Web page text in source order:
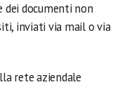
documenti non
inviati via mail o via
rete aziendale